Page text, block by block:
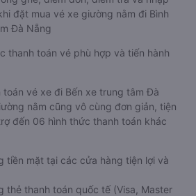
đặt mua vé xe giường nằm đi Bình
Đà Nẵng
thanh toán vé phù hợp và tiến hành
vé xe đi Bến xe trung tâm Đà
nằm cũng vô cùng đơn giản, tiện
đến 06 hình thức thanh toán khác
tiền mặt tại các cửa hàng tiện lợi và
thẻ thanh toán quốc tế (Visa, Master